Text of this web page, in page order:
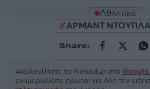
Αθλητικά
ΑΡΜΑΝΤ
Share:
Ακολουθήστε το Νewsit.gr στο
ενημερωθείτε πρώτοι για όλη την